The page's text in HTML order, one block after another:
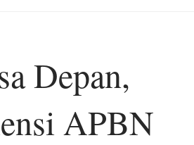
Depan,
APBN